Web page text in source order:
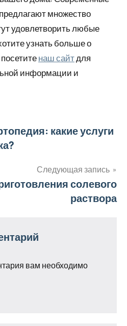
множество
удовлетворить любые
узнать больше о
наш сайт для
информации и
какие услуги
Следующая запись
солевого
раствора
вам необходимо